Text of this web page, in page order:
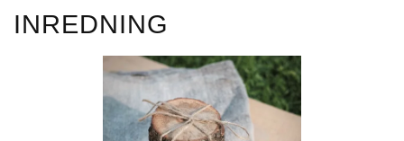
INREDNING